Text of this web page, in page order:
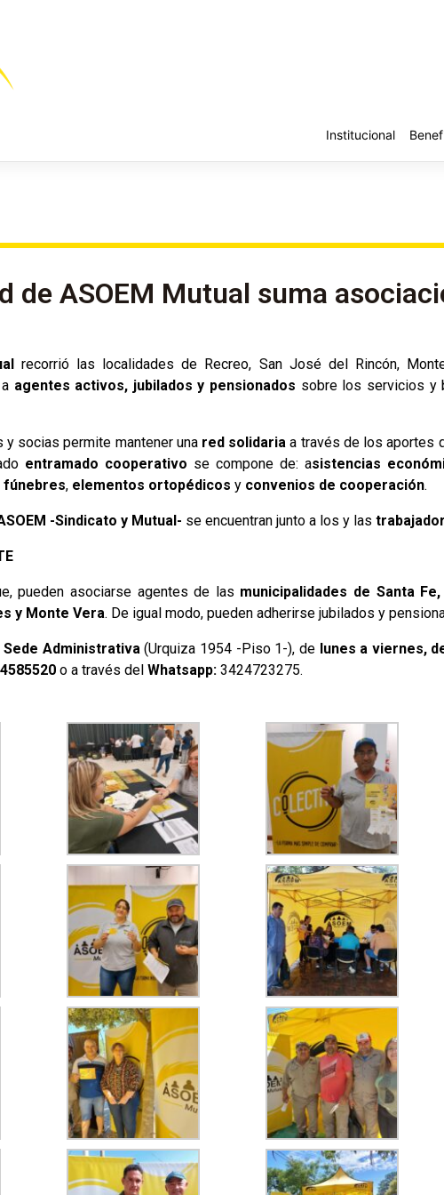
Institucional
de ASOEM Mutual suma
recorrió las localidades de Recreo, San José del Rincón,
agentes activos, jubilados y pensionados sobre los servicios y
y socias permite mantener una red solidaria a través de los aportes
entramado cooperativo se compone de: asistencias
, elementos ortopédicos y convenios de cooperación.
-Sindicato y Mutual- se encuentran junto a los y las
pueden asociarse agentes de las municipalidades de Santa
y Monte Vera. De igual modo, pueden adherirse jubilados y
Sede Administrativa(Urquiza 1954 -Piso 1-), de lunes a viernes,
o a través del Whatsapp: 3424723275.